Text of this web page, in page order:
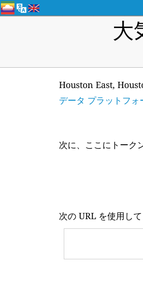
大
Houston East,
データ プラットフ
次に、ここにトーク
次の URL を使用し